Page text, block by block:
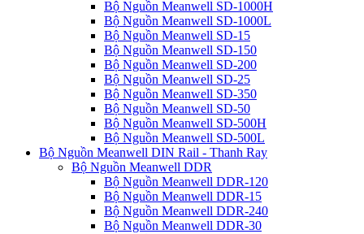
Bộ Nguồn Meanwell SD-1000H
Bộ Nguồn Meanwell SD-1000L
Bộ Nguồn Meanwell SD-15
Bộ Nguồn Meanwell SD-150
Bộ Nguồn Meanwell SD-200
Bộ Nguồn Meanwell SD-25
Bộ Nguồn Meanwell SD-350
Bộ Nguồn Meanwell SD-50
Bộ Nguồn Meanwell SD-500H
Bộ Nguồn Meanwell SD-500L
Bộ Nguồn Meanwell DIN Rail - Thanh Ray
Bộ Nguồn Meanwell DDR
Bộ Nguồn Meanwell DDR-120
Bộ Nguồn Meanwell DDR-15
Bộ Nguồn Meanwell DDR-240
Bộ Nguồn Meanwell DDR-30